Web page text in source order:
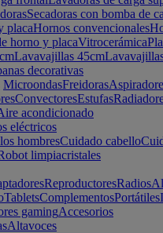
Secadoras con bomba de
placaHornos convencionales
horno y placaVitrocerámica
Lavavajillas 45cm
decorativas
MicroondasFreidoras
ConvectoresEstufas
acondicionado
eléctricos
hombresCuidado cabello
limpiacristales
ReproductoresRadios
TabletsComplementosPortátiles
gamingAccesorios
Altavoces